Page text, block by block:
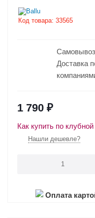
Код товара: 33565
Доставка
1 790 ₽
Как купить по
Нашли дешевле?
Оплата